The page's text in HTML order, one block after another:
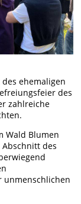
ehemaligen
des
zahlreiche
Wald Blumen
des
unmenschlichen